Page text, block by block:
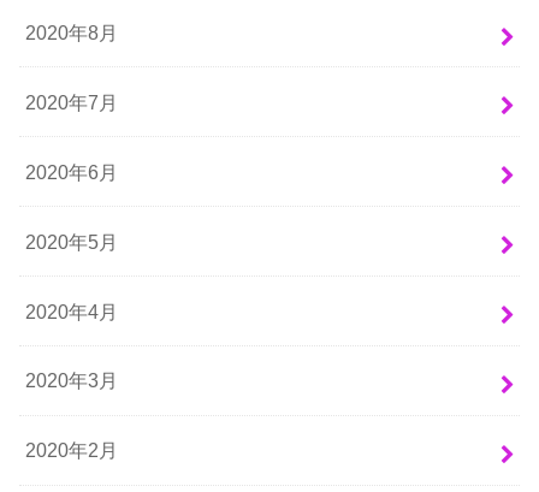
2020年8月
2020年7月
2020年6月
2020年5月
2020年4月
2020年3月
2020年2月